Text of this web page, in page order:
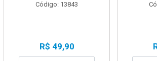
Código: 13843
R$ 49,90